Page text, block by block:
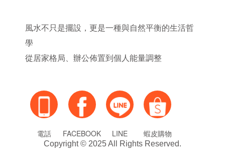
風水不只是擺設，更是一種與自然平衡的生活哲
學
從居家格局、辦公佈置到個人能量調整
電話 FACEBOOK LINE 蝦皮購物
Copyright © 2025 All Rights Reserved.